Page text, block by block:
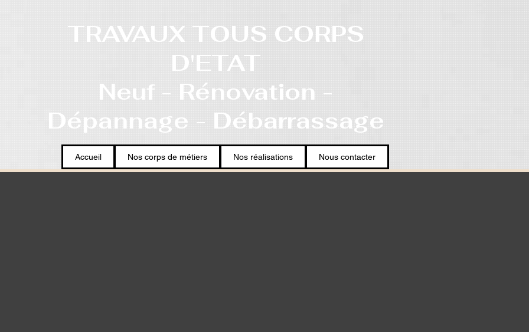
TRAVAUX TOUS CORPS
D'ETAT
Neuf - Rénovation -
Dépannage - Débarrassage
Accueil Nos corps de métiers Nos réalisations Nous contacter